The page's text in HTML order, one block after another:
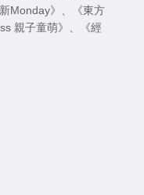
Monday》
《東方
親子童萌》
《經